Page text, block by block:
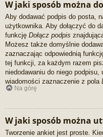
W jaki sposób można
Aby dodawać podpis do posta,
użytkownika. Aby dołączyć do
funkcję Dołącz podpis
Możesz także domyślnie
zaznaczając odpowiednią
tej funkcji, za każdym razem
niedodawaniu do niego
wiadomości zaznaczenie z pola
Na górę
W jaki sposób można
Tworzenie ankiet jest proste.